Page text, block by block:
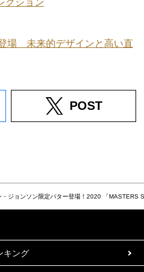
クション
場 未来的デザインと高い直
POST
・ジョンソン限定パター登場！2020 「MASTERS
キング